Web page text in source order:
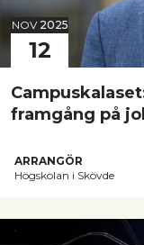
NOV 2025
12
framgång på
ARRANGÖR
Högskolan i Skövde